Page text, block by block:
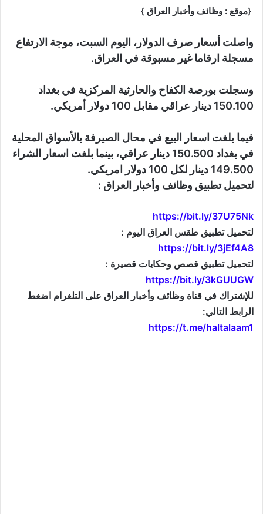
{موقع : وظائف وأخبار العراق }
واصلت أسعار صرف الدولار، اليوم السبت، موجة الارتفاع
مسجلة ارقاما غير مسبوقة في العراق.
وسجلت بورصة الكفاح والحارثية المركزية في بغداد
150.100 دينار عراقي مقابل 100 دولار أمريكي.
فيما بلغت اسعار البيع في محال الصيرفة بالأسواق المحلية
في بغداد 150.500 دينار عراقي، بينما بلغت اسعار الشراء
149.500 دينار لكل 100 دولار امريكي.
لتحميل تطبيق وظائف وأخبار العراق :
https://bit.ly/37U75Nk
لتحميل تطبيق طقس العراق اليوم :
https://bit.ly/3jEf4A8
لتحميل تطبيق قصص وحكايات قصيرة :
https://bit.ly/3kGUUGW
للإشتراك في قناة وظائف وأخبار العراق على التلغرام اضغط
الرابط التالي:
https://t.me/haltalaam1